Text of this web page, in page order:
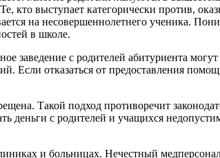
выступает категорически против,
на несовершеннолетнего ученика.
в школе.
с родителей абитуриента могут
Если отказаться от предоставления
Такой подход противоречит
деньги с родителей и учащихся
и больницах. Нечестный